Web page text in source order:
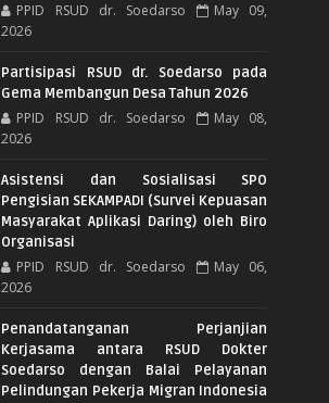
PPID RSUD dr. Soedarso
May 09,
2026
Partisipasi RSUD dr. Soedarso pada
Gema Membangun Desa Tahun 2026
PPID RSUD dr. Soedarso
May 08,
2026
Asistensi dan Sosialisasi SPO
Pengisian SEKAMPADI (Survei Kepuasan
Masyarakat Aplikasi Daring) oleh Biro
Organisasi
PPID RSUD dr. Soedarso
May 06,
2026
Penandatanganan Perjanjian
Kerjasama antara RSUD Dokter
Soedarso dengan Balai Pelayanan
Pelindungan Pekerja Migran Indonesia